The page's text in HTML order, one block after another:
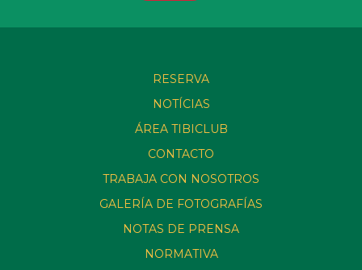
RESERVA
NOTÍCIAS
ÁREA TIBICLUB
CONTACTO
TRABAJA CON NOSOTROS
GALERÍA DE FOTOGRAFÍAS
NOTAS DE PRENSA
NORMATIVA